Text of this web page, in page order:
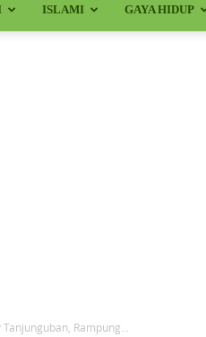
ISLAMI GAYA HIDUP
Rampung...